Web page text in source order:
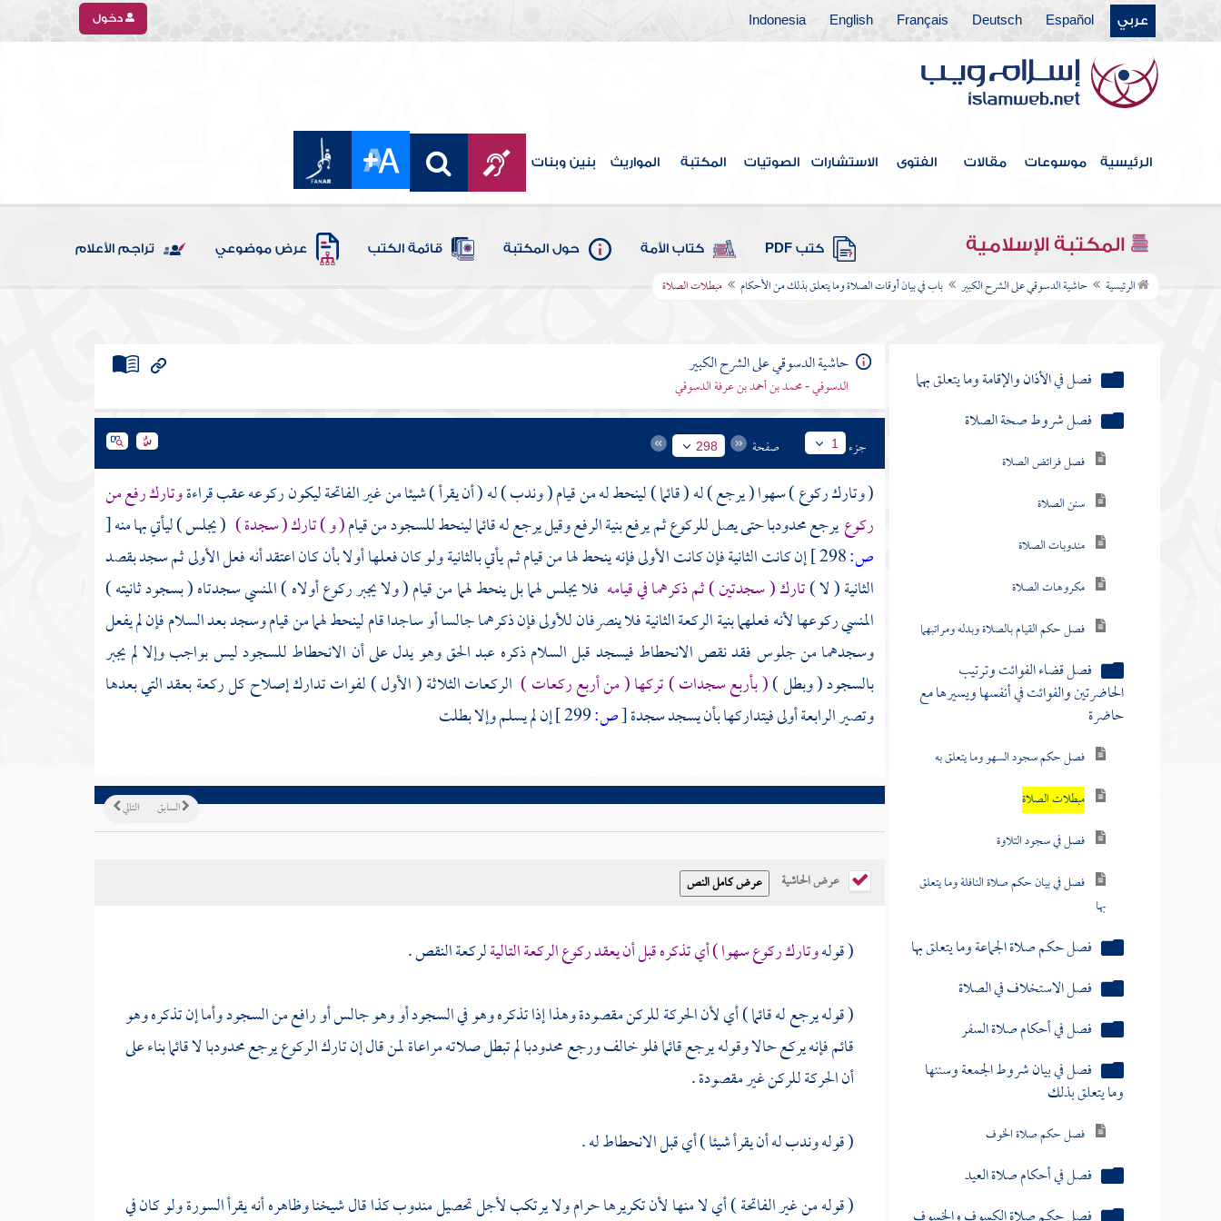
عربي Español
Deutsch
Français
English
Indonesia دخول
الرئيسية موسوعات مقالات الفتوى الاستشارات الصوتيات المكتبة المواريث بنين وبنات
المكتبة الإسلامية كتب PDF كتاب الأمة حول المكتبة قائمة الكتب عرض موضوعي تراجم الأعلام
الرئيسية حاشية الدسوقي على الشرح الكبير باب في بيان أوقات الصلاة وما يتعلق بذلك من الأحكام مبطلات الصلاة
باب أحكام الطهارة
باب في بيان أوقات الصلاة وما يتعلق بذلك
فصل في الأذان والإقامة وما يتعلق بهما
فصل شروط صحة الصلاة
فصل فرائض الصلاة
سنن الصلاة
مندوبات الصلاة
مكروهات الصلاة
فصل حكم القيام بالصلاة وبدله ومراتبهما
فصل قضاء الفوائت وترتيب
الحاضرتين والفوائت في أنفسها ويسيرها مع
حاضرة
فصل حكم سجود السهو وما يتعلق به
مبطلات الصلاة
فصل في سجود التلاوة
فصل في بيان حكم صلاة النافلة وما يتعلق
بها
فصل حكم صلاة الجماعة وما يتعلق بها
فصل الاستخلاف في الصلاة
فصل في أحكام صلاة السفر
فصل في بيان شروط الجمعة وسننها
وما يتعلق بذلك
فصل حكم صلاة الخوف
فصل في أحكام صلاة العيد
حاشية الدسوقي على الشرح الكبير
الدسوقي - محمد بن أحمد بن عرفة الدسوقي
جزء 1 صفحة 298
( وتارك ركوع ) سهوا ( يرجع ) له ( قائما ) لينحط له من قيام ( وندب ) له ( أن يقرأ ) شيئا من غير الفاتحة ليكون ركوعه عقب قراءةوتارك رفع من
ركوعيرجع محدودبا حتى يصل للركوع ثم يرفع بنية الرفع وقيل يرجع له قائما لينحط للسجود من قيام( و ) تارك ( سجدة ) ( يجلس ) ليأتي بها منه[
ص:
إن كانت الثانية فإن كانت الأولى فإنه ينحط لها من قيام ثم يأتي بالثانية ولو كان فعلها أولا بأن كان اعتقد أنه فعل الأولى ثم سجد بقصد
الثانية ( لا )تارك ( سجدتين ) ثم ذكرهما في قيامه فلا يجلس لهما بل ينحط لهما من قيام ( ولا يجبر ركوع أولاه ) المنسي سجدتاه ( بسجود ثانيته )
المنسي ركوعها لأنه فعلهما بنية الركعة الثانية فلا ينصرفان للأولى فإن ذكرهما جالسا أو ساجدا قام لينحط لهما من قيام وسجد بعد السلام فإن لم يفعل
وسجدهما من جلوس فقد نقص الانحطاط فيسجد قبل السلام ذكره عبد الحقوهو يدل على أن الانحطاط للسجود ليس بواجب وإلا لم يجبر
بالسجود ( وبطل )( بأربع سجدات ) تركها ( من أربع ركعات ) الركعات الثلاثة ( الأول ) لفوات تدارك إصلاح كل ركعة بعقد التي بعدها
وتصير الرابعة أولى فيتداركها بأن يسجد سجدة[ص: إن لم يسلم وإلا بطلت
التالي السابق
عرض الحاشية
( قولهوتارك ركوع سهوا ) أي تذكره قبل أن يعقد ركوع الركعة التاليةلركعة النقص .
( قوله يرجع له قائما ) أي لأن الحركة للركن مقصودة وهذا إذا تذكره وهو في السجود أو وهو جالس أو رافع من السجود وأما إن تذكره وهو
قائم فإنه يركع حالا وقوله يرجع قائما فلو خالف ورجع محدودبا لم تبطل صلاته مراعاة لمن قال إن تارك الركوع يرجع محدودبا لا قائما بناء على
أن الحركة للركن غير مقصودة .
( قوله وندب له أن يقرأ شيئا ) أي قبل الانحطاط له .
( قوله من غير الفاتحة ) أي لا منها لأن تكريرها حرام ولا يرتكب لأجل تحصيل مندوب كذا قالشيخناوظاهره أنه يقرأ السورة ولو كان في